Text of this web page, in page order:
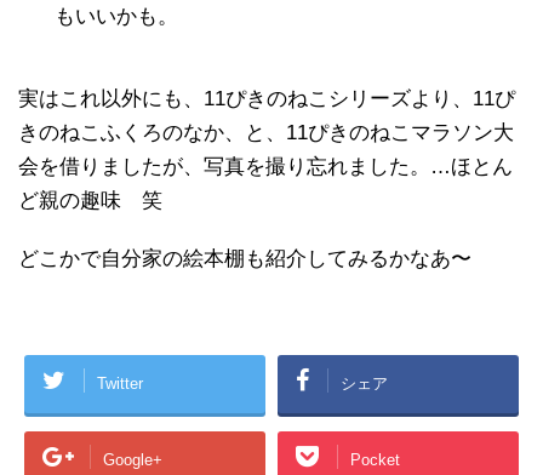
もいいかも。
実はこれ以外にも、11ぴきのねこシリーズより、11ぴ
きのねこふくろのなか、と、11ぴきのねこマラソン大
会を借りましたが、写真を撮り忘れました。…ほとん
ど親の趣味 笑
どこかで自分家の絵本棚も紹介してみるかなあ〜
Twitter シェア
Google+ Pocket